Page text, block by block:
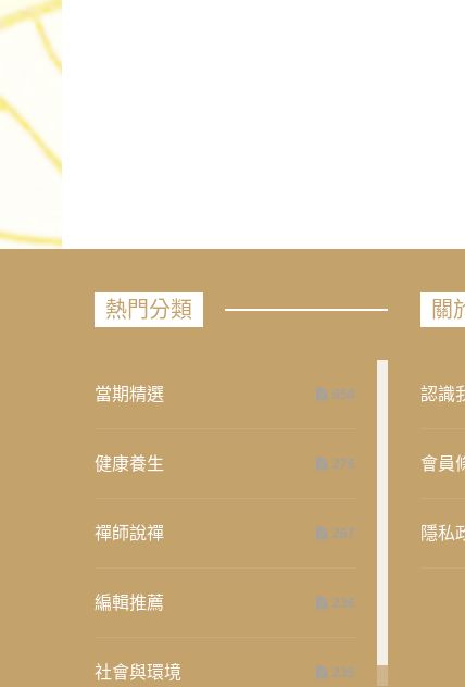
熱門分類
當期精選 658
健康養生 276
禪師說禪 267
編輯推薦 236
社會與環境 235
關
認識
會員
隱私